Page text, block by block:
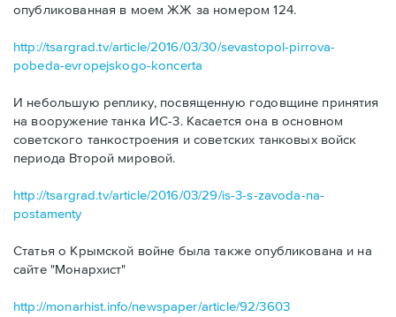
опубликованная в моем ЖЖ за номером 124.
http://tsargrad.tv/article/2016/03/30/sevastopol-pirrova-
pobeda-evropejskogo-koncerta
И небольшую реплику, посвященную годовщине принятия
на вооружение танка ИС-3. Касается она в основном
советского танкостроения и советских танковых войск
периода Второй мировой.
http://tsargrad.tv/article/2016/03/29/is-3-s-zavoda-na-
postamenty
Статья о Крымской войне была также опубликована и на
сайте "Монархист"
http://monarhist.info/newspaper/article/92/3603